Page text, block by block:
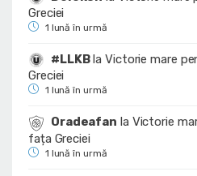
Greciei
1 lună în urmă
#LLKBlaVictorie mare
Greciei
1 lună în urmă
Oradeafan la Victorie
fața Greciei
1 lună în urmă